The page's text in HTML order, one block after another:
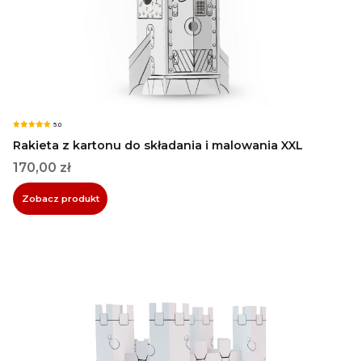
5.0
Rakieta z kartonu do składania i malowania XXL
Cena
170,00 zł
Zobacz produkt